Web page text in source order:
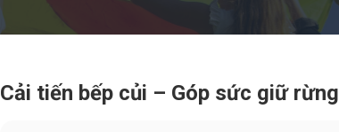
Cải tiến bếp củi – Góp sức giữ rừng